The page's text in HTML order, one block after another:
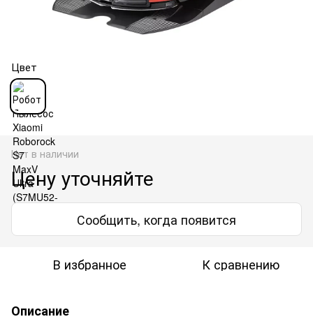
Цвет
Нет в наличии
Цену уточняйте
Сообщить, когда появится
В избранное К сравнению
Описание